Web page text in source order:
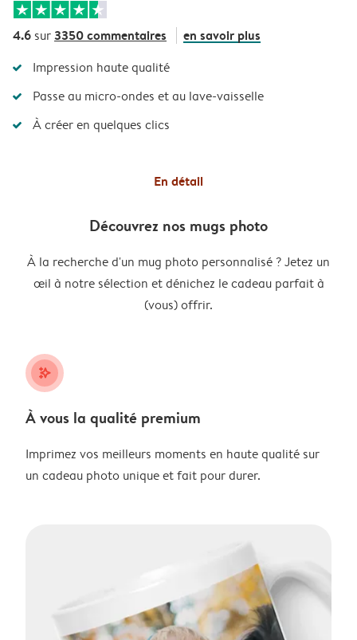
4.6 sur3350 commentaires en savoir plus
Impression haute qualité
Passe au micro-ondes et au lave-vaisselle
À créer en quelques clics
En détail
Découvrez nos mugs photo
À la recherche d'un mug photo personnalisé ? Jetez un
œil à notre sélection et dénichez le cadeau parfait à
(vous) offrir.
stars_plus
À vous la qualité premium
Imprimez vos meilleurs moments en haute qualité sur
un cadeau photo unique et fait pour durer.